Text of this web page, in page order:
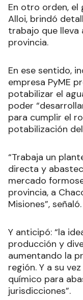
En otro orden, el
Alloi, brindó
trabajo que lleva
provincia.
En ese sentido,
empresa PyME
potabilizar el
poder
para cumplir el
potabilización
“Trabaja un
directa y
mercado
provincia, a
Misiones”, señaló.
Y anticipó: “la
producción y
aumentando la
región. Y a su
químico para
jurisdicciones”.